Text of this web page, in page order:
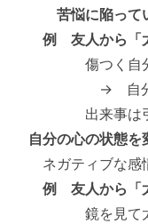
苦悩に陥って
例 友人から「
傷つく自分
→ 自分の心
出来事は引き
自分の心の状態を
ネガティブな感
例 友人から「
鏡を見て太っ